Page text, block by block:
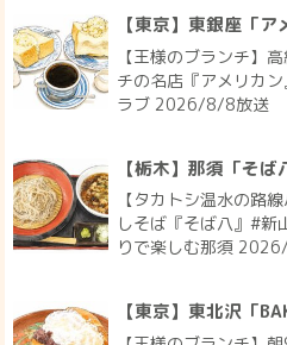
【東京】東銀座「ア
【王様のブランチ】
チの名店『アメリカ
ラブ 2026/8/8放送
【栃木】那須「そば
【タカトシ温水の路
しそば『そば八』#新
りで楽しむ那須
【東京】東北沢「